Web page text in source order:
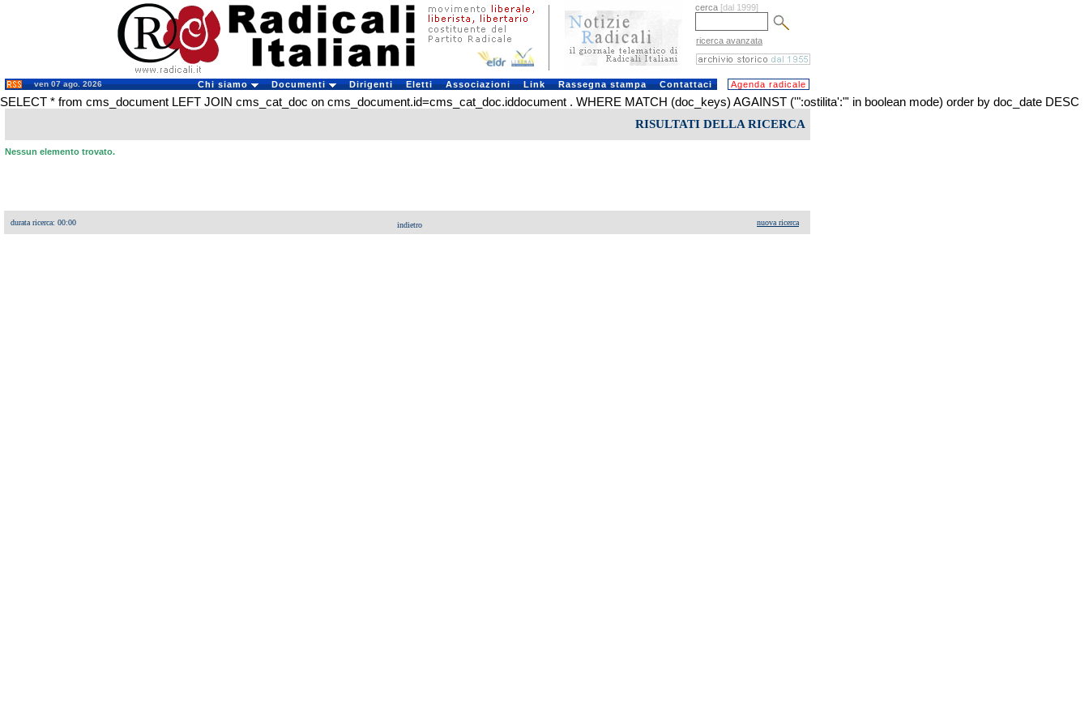
cerca [dal 1999]
ricerca avanzata
ven 07 ago. 2026 Chi siamo Documenti Dirigenti Eletti Associazioni Link Rassegna stampa Contattaci Agenda radicale
SELECT * from cms_document LEFT JOIN cms_cat_doc on cms_document.id=cms_cat_doc.iddocument . WHERE MATCH (doc_keys) AGAINST ('":ostilita':"' in boolean mode) order by doc_date DESC
RISULTATI DELLA RICERCA
Nessun elemento trovato.
durata ricerca: 00:00 indietro nuova ricerca